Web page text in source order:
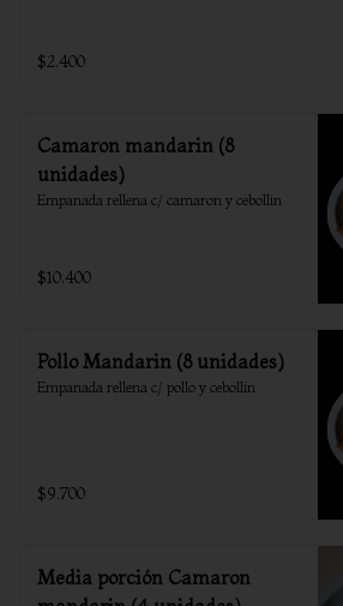
$2.400
Camaron mandarin (8
unidades)
Empanada rellena c/ camaron y cebollin
$10.400
Pollo Mandarin (8 unidades)
Empanada rellena c/ pollo y cebollin
$9.700
Media porción Camaron